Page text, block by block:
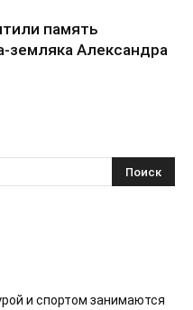
память
земляка Александра
и спортом занимаются